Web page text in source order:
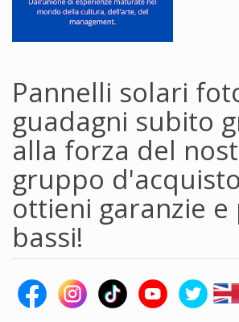
Pannelli solari
guadagni subito
alla forza del
gruppo
ottieni garanzie e
bassi!